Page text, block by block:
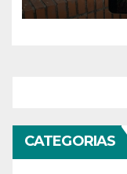
CATEGORIAS